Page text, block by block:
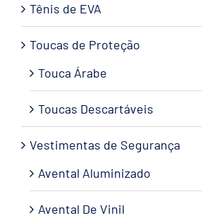
Tênis de EVA
Toucas de Proteção
Touca Árabe
Toucas Descartáveis
Vestimentas de Segurança
Avental Aluminizado
Avental De Vinil